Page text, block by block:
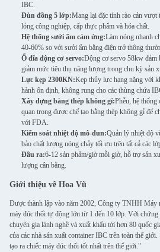
IBC.
Đùn đồng 5 lớp:Mang lại đặc tính rào cản
lỏng công nghiệp, cấp thực phẩm và hóa chất.
Hệ thống sưởi ấm cảm ứng:Làm nóng nhanh
40-60% so với sưởi ấm bằng điện trở thông
Ổ đĩa động cơ servo:Động cơ servo 58kw đảm
giảm mức tiêu thụ năng lượng trong chu kỳ sản
Lực kẹp 2300KN:Kẹp thủy lực hạng nặng với
hành ổn định, không rung cho các thùng chứa
Xây dựng bằng thép không gỉ:Phễu, hệ thống
quan trọng được chế tạo bằng thép không gỉ để
với FDA.
Kiểm soát nhiệt độ mô-đun:Quản lý nhiệt độ
bảo chất lượng nóng chảy tối ưu trên tất cả các
Đầu ra:6-12 sản phẩm/giờ mỗi giờ, hỗ trợ sản
lượng cân bằng.
Giới thiệu về Hoa Vũ
Được thành lập vào năm 2002, Công ty TNHH Máy
máy đúc thổi tự động lớn từ 1 đến 10 lớp. Với
chuyên gia lành nghề và xuất khẩu tới hơn 80 quốc
của các nhà sản xuất container IBC trên toàn thế
tạo ra chiếc máy đúc thổi tốt nhất trên thế giới."